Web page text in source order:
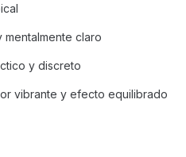
claro
y discreto
vibrante y efecto equilibrado